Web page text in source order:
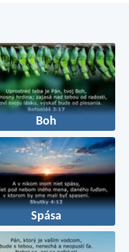
Boh
Spása